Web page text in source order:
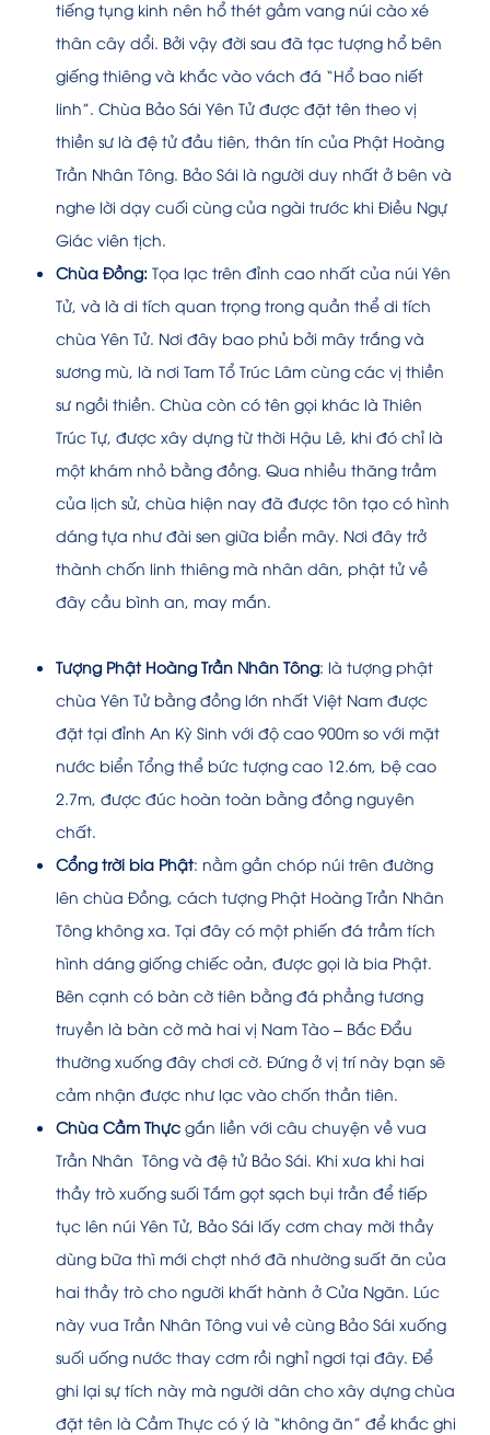
tiếng tụng kinh nên hổ thét gầm vang núi cào xé
thân cây dổi. Bởi vậy đời sau đã tạc tượng hổ bên
giếng thiêng và khắc vào vách đá “Hổ bao niết
linh”. Chùa Bảo Sái Yên Tử được đặt tên theo vị
thiền sư là đệ tử đầu tiên, thân tín của Phật Hoàng
Trần Nhân Tông. Bảo Sái là người duy nhất ở bên và
nghe lời dạy cuối cùng của ngài trước khi Điều Ngự
Giác viên tịch.
Chùa Đồng: Tọa lạc trên đỉnh cao nhất của núi Yên
Tử, và là di tích quan trọng trong quần thể di tích
chùa Yên Tử. Nơi đây bao phủ bởi mây trắng và
sương mù, là nơi Tam Tổ Trúc Lâm cùng các vị thiền
sư ngồi thiền. Chùa còn có tên gọi khác là Thiên
Trúc Tự, được xây dựng từ thời Hậu Lê, khi đó chỉ là
một khám nhỏ bằng đồng. Qua nhiều thăng trầm
của lịch sử, chùa hiện nay đã được tôn tạo có hình
dáng tựa như đài sen giữa biển mây. Nơi đây trở
thành chốn linh thiêng mà nhân dân, phật tử về
đây cầu bình an, may mắn.
Tượng Phật Hoàng Trần Nhân Tông: là tượng phật
chùa Yên Tử bằng đồng lớn nhất Việt Nam được
đặt tại đỉnh An Kỳ Sinh với độ cao 900m so với mặt
nước biển Tổng thể bức tượng cao 12.6m, bệ cao
2.7m, được đúc hoàn toàn bằng đồng nguyên
chất.
Cổng trời bia Phật: nằm gần chóp núi trên đường
lên chùa Đồng, cách tượng Phật Hoàng Trần Nhân
Tông không xa. Tại đây có một phiến đá trầm tích
hình dáng giống chiếc oản, được gọi là bia Phật.
Bên cạnh có bàn cờ tiên bằng đá phẳng tương
truyền là bàn cờ mà hai vị Nam Tào – Bắc Đẩu
thường xuống đây chơi cờ. Đứng ở vị trí này bạn sẽ
cảm nhận được như lạc vào chốn thần tiên.
Chùa Cầm Thực gắn liền với câu chuyện về vua
Trần Nhân Tông và đệ tử Bảo Sái. Khi xưa khi hai
thầy trò xuống suối Tắm gọt sạch bụi trần để tiếp
tục lên núi Yên Tử, Bảo Sái lấy cơm chay mời thầy
dùng bữa thì mới chợt nhớ đã nhường suất ăn của
hai thầy trò cho người khất hành ở Cửa Ngăn. Lúc
này vua Trần Nhân Tông vui vẻ cùng Bảo Sái xuống
suối uống nước thay cơm rồi nghỉ ngơi tại đây. Để
ghi lại sự tích này mà người dân cho xây dựng chùa
đặt tên là Cầm Thực có ý là “không ăn” để khắc ghi